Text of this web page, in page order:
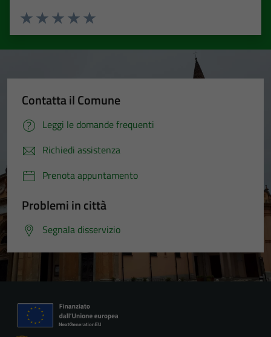
Valuta 5 stelle su 5
Valuta 4 stelle su 5
Valuta 3 stelle su 5
Valuta 2 stelle su 5
Valuta 1 stelle su 5
Contatta il Comune
Leggi le domande frequenti
Richiedi assistenza
Prenota appuntamento
Problemi in città
Segnala disservizio